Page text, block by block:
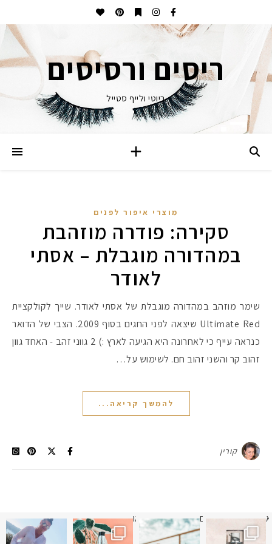
ריסים ורסיסים
ביוטי ולייף סטייל
מוצרי איפור לפנים
סקירה: פודרה מוזהבת
במהדורה מוגבלת – אסתי
לאודר
שימר מוזהב במהדורה מוגבלת של אסתי לאודר. שייך לקולקציית
Ultimate Red שיצאה לפני החגים בסוף 2009. הצבי של הדואר
כנראה עייף כי לאחרונה היא הגיעה לארץ :) 2 גווני זהב - האחד גוון
זהוב קר והשני זהוב חם. לשימוש על…
להמשך קריאה...
קורין
תמונה כבר חודשיים
איזו אהבתם יותר? הראשונה או